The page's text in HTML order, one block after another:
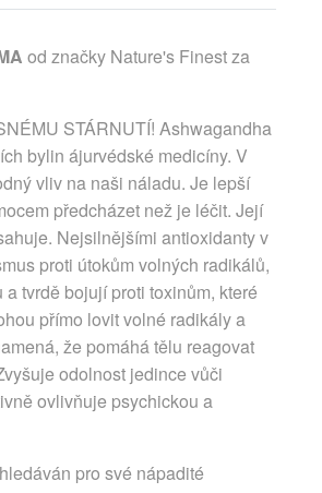
od značky Nature's Finest za
STÁRNUTÍ! Ashwagandha
bylin ájurvédské medicíny. V
vliv na naši náladu. Je lepší
předcházet než je léčit. Její
Nejsilnějšími antioxidanty v
proti útokům volných radikálů,
tvrdě bojují proti toxinům, které
přímo lovit volné radikály a
že pomáhá tělu reagovat
odolnost jedince vůči
ovlivňuje psychickou a
pro své nápadité